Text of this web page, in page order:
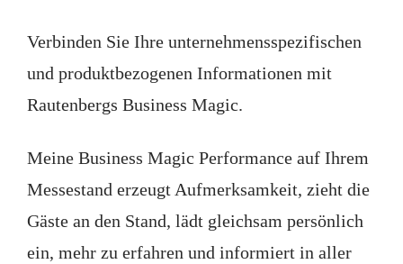
Verbinden Sie Ihre unternehmensspezifischen
und produktbezogenen Informationen mit
Rautenbergs Business Magic.
Meine Business Magic Performance auf Ihrem
Messestand erzeugt Aufmerksamkeit, zieht die
Gäste an den Stand, lädt gleichsam persönlich
ein, mehr zu erfahren und informiert in aller